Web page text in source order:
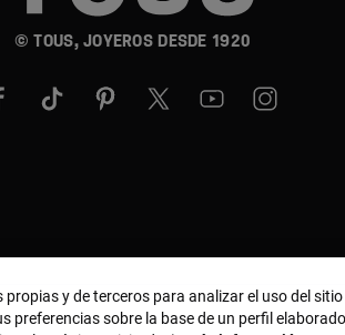
© TOUS, JOYEROS DESDE 1920
propias y de terceros para analizar el uso del
preferencias sobre la base de un perfil